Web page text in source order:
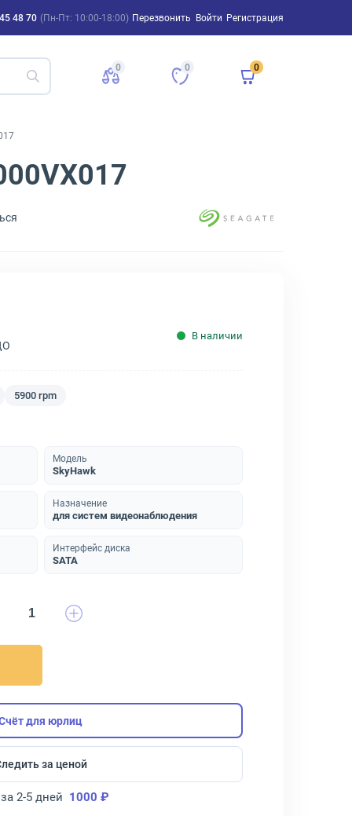
48 70 (Пн-Пт: 10:00-18:00) Перезвонить Войти Регистрация
0 0 0
В наличии
5900 rpm
Модель
SkyHawk
Назначение
для систем видеонаблюдения
Интерфейс диска
SATA
для юрлиц
за ценой
2-5 дней 1000 ₽